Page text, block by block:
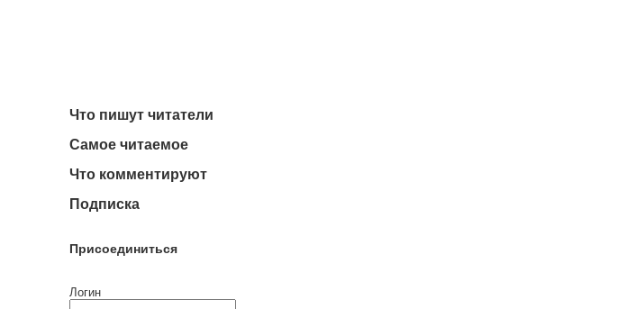
Что пишут читатели
Самое читаемое
Что комментируют
Подписка
Присоединиться
Логин